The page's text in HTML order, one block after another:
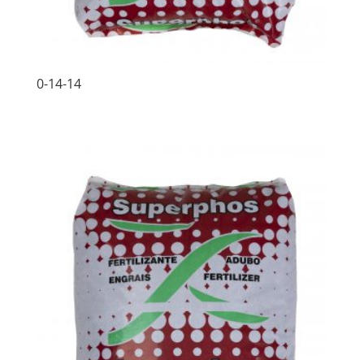
0-14-14